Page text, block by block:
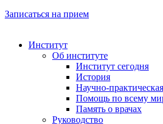
Записаться на прием
Институт
Об институте
Институт сегодня
История
Научно-
Помощь по всему
Память о врачах
Руководство